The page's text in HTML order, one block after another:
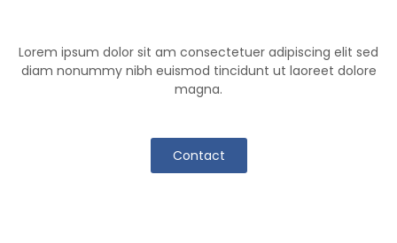
Lorem ipsum dolor sit am consectetuer adipiscing elit sed
diam nonummy nibh euismod tincidunt ut laoreet dolore
magna.
Contact